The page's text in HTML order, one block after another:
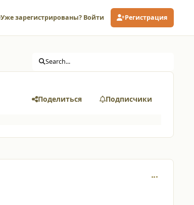
Уже зарегистрированы? Войти Регистрация
Search...
Поделиться Подписчики